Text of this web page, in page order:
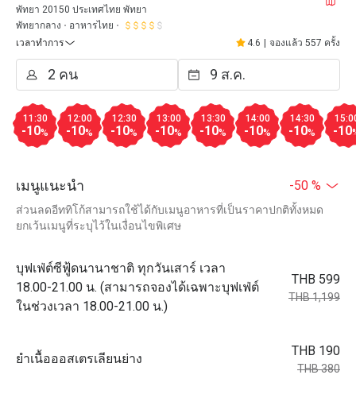
พัทยา 20150 ประเทศไทย พัทยา
พัทยากลาง
อาหารไทย
เวลาทำการ
4.6 จองแล้ว 557 ครั้ง
11:30
-10%
12:00
-10%
12:30
-10%
13:00
-10%
13:30
-10%
14:00
-10%
14:30
-10% -10
เมนูแนะนำ -50 %
ส่วนลดอีททิโก้สามารถใช้ได้กับเมนูอาหารที่เป็นราคาปกติทั้งหมด
ยกเว้นเมนูที่ระบุไว้ในเงื่อนไขพิเศษ
บุฟเฟ่ต์ซีฟู้ดนานาชาติ ทุกวันเสาร์ เวลา
18.00-21.00 น. (สามารถจองได้เฉพาะบุฟเฟ่ต์
ในช่วงเวลา 18.00-21.00 น.)
THB 599
THB 1,199
ยำเนื้อออสเตรเลียนย่าง
THB 190
THB 380